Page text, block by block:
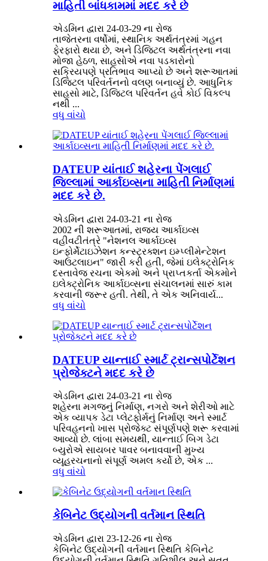
માહિતી બાંધકામમાં મદદ કરે છે
એડમિન દ્વારા 24-03-29 ના રોજ
તાજેતરના વર્ષોમાં, સ્થાનિક અર્થતંત્રમાં ગહન
ફેરફારો થયા છે, અને ડિજિટલ અર્થતંત્રના નવા
મોજા હેઠળ, સાહસોએ નવા પડકારોનો
સક્રિયપણે પ્રતિભાવ આપ્યો છે અને શરૂઆતમાં
ડિજિટલ પરિવર્તનનો વલણ બનાવ્યું છે. આધુનિક
સાહસો માટે, ડિજિટલ પરિવર્તન હવે કોઈ વિકલ્પ
નથી ...
વધુ વાંચો
DATEUP યાંતાઈ શહેરના પેંગલાઈ
જિલ્લામાં આર્કાઇવ્સના માહિતી નિર્માણમાં
મદદ કરે છે.
એડમિન દ્વારા 24-03-21 ના ​​રોજ
2002 ની શરૂઆતમાં, રાજ્ય આર્કાઇવ્સ
વહીવટીતંત્રે "નેશનલ આર્કાઇવ્સ
ઇન્ફોર્મેટાઇઝેશન કન્સ્ટ્રક્શન ઇમ્પ્લીમેન્ટેશન
આઉટલાઇન" જારી કરી હતી, જેમાં ઇલેક્ટ્રોનિક
દસ્તાવેજ રચના એકમો અને પ્રાપ્તકર્તા એકમોને
ઇલેક્ટ્રોનિક આર્કાઇવ્સના સંચાલનમાં સારું કામ
કરવાની જરૂર હતી. તેથી, તે એક અનિવાર્ય...
વધુ વાંચો
DATEUP યાન્તાઈ સ્માર્ટ ટ્રાન્સપોર્ટેશન
પ્રોજેક્ટને મદદ કરે છે
એડમિન દ્વારા 24-03-21 ના ​​રોજ
શહેરના મગજનું નિર્માણ, નગરો અને શેરીઓ માટે
એક વ્યાપક ડેટા પ્લેટફોર્મનું નિર્માણ અને સ્માર્ટ
પરિવહનનો ખાસ પ્રોજેક્ટ સંપૂર્ણપણે શરૂ કરવામાં
આવ્યો છે. લાંબા સમયથી, યાન્તાઈ બિગ ડેટા
બ્યુરોએ સાયબર પાવર બનાવવાની મુખ્ય
વ્યૂહરચનાનો સંપૂર્ણ અમલ કર્યો છે, એક ...
વધુ વાંચો
કેબિનેટ ઉદ્યોગની વર્તમાન સ્થિતિ
એડમિન દ્વારા 23-12-26 ના રોજ
કેબિનેટ ઉદ્યોગની વર્તમાન સ્થિતિ કેબિનેટ